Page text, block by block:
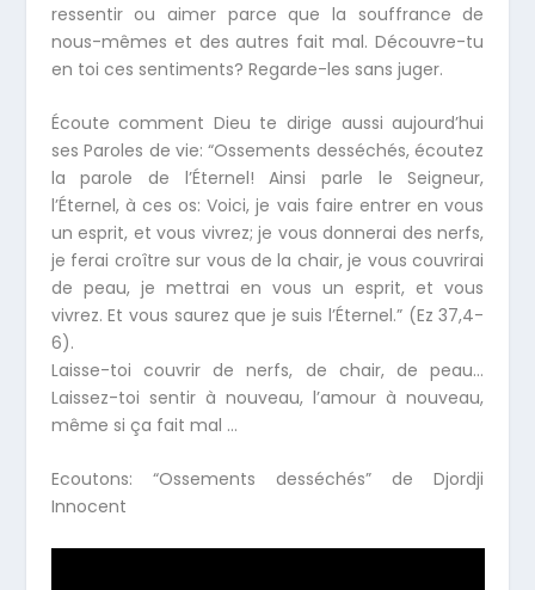
ressentir ou aimer parce que la souffrance de
nous-mêmes et des autres fait mal. Découvre-tu
en toi ces sentiments? Regarde-les sans juger.
Écoute comment Dieu te dirige aussi aujourd’hui
ses Paroles de vie: “Ossements desséchés, écoutez
la parole de l’Éternel! Ainsi parle le Seigneur,
l’Éternel, à ces os: Voici, je vais faire entrer en vous
un esprit, et vous vivrez; je vous donnerai des nerfs,
je ferai croître sur vous de la chair, je vous couvrirai
de peau, je mettrai en vous un esprit, et vous
vivrez. Et vous saurez que je suis l’Éternel.” (Ez 37,4-
6).
Laisse-toi couvrir de nerfs, de chair, de peau…
Laissez-toi sentir à nouveau, l’amour à nouveau,
même si ça fait mal …
Ecoutons: “Ossements desséchés” de Djordji
Innocent